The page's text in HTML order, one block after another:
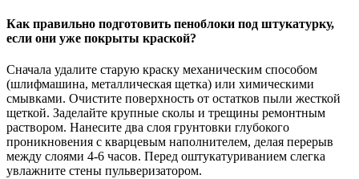
Как правильно подготовить пеноблоки под штукатурку,
если они уже покрыты краской?
Сначала удалите старую краску механическим способом
(шлифмашина, металлическая щетка) или химическими
смывками. Очистите поверхность от остатков пыли жесткой
щеткой. Заделайте крупные сколы и трещины ремонтным
раствором. Нанесите два слоя грунтовки глубокого
проникновения с кварцевым наполнителем, делая перерыв
между слоями 4-6 часов. Перед оштукатуриванием слегка
увлажните стены пульверизатором.